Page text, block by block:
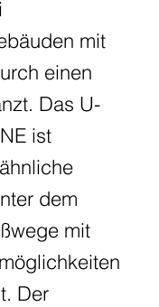
mit
einen
Das U-
ist
dem
mit
Der